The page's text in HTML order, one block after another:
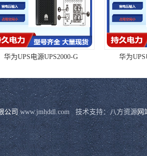
华为UPS电源UPS2000-G 华为
公司 www.jmhddl.com   技术支持：八方资源网